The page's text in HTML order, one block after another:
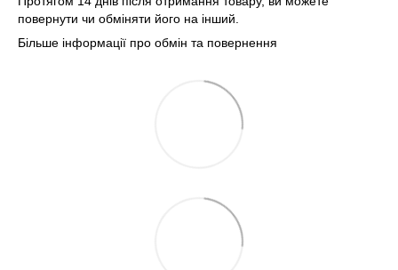
повернути чи обміняти його на інший.
Більше інформації про обмін та повернення